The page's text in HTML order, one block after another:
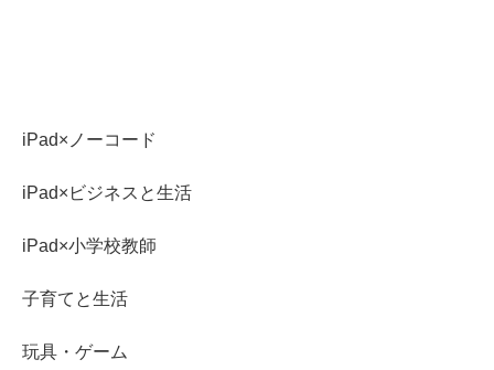
iPad×ノーコード
iPad×ビジネスと生活
iPad×小学校教師
子育てと生活
玩具・ゲーム